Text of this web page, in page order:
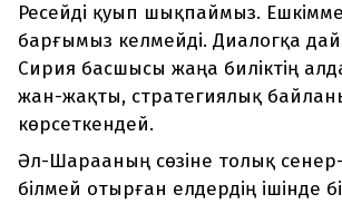
Ресейді қуып шықпаймыз.
барғымыз келмейді. Диалогқа
Сирия басшысы жаңа биліктің
жан-жақты, стратегиялық
көрсеткендей.
Әл-Шарааның сөзіне толық сенер-
білмей отырған елдердің ішінде